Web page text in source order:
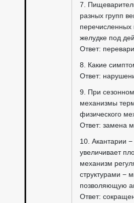
7.
разных групп
перечисленных
желудке под
Ответ:
8. Какие
Ответ:
9. При
механизмы
физического
Ответ: замена
10. Акантарии
увеличивает
механизм
структурами −
позволяющую
Ответ: